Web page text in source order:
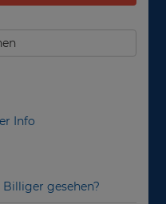
Info
Billiger gesehen?